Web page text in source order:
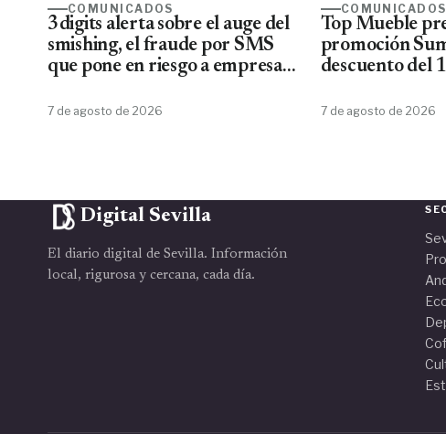
COMUNICADOS
3digits alerta sobre el auge del
smishing, el fraude por SMS
que pone en riesgo a empresas
7 de agosto de 2026
COMUNICADOS
Top Mueble
promoción
descuento del
7 de agosto de 2026
Digital Sevilla
El diario digital de Sevilla. Información
local, rigurosa y cercana, cada día.